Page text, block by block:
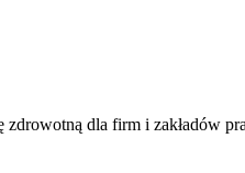
dla firm i zakładów